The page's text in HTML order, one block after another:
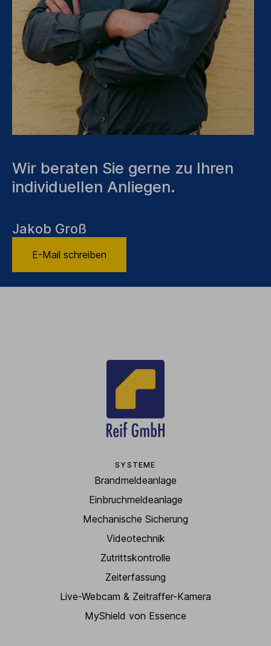
Wir beraten Sie gerne zu Ihren
individuellen Anliegen.
Jakob Groß
E-Mail schreiben
SYSTEME
Brandmeldeanlage
Einbruchmeldeanlage
Mechanische Sicherung
Videotechnik
Zutrittskontrolle
Zeiterfassung
Live-Webcam & Zeitraffer-Kamera
MyShield von Essence